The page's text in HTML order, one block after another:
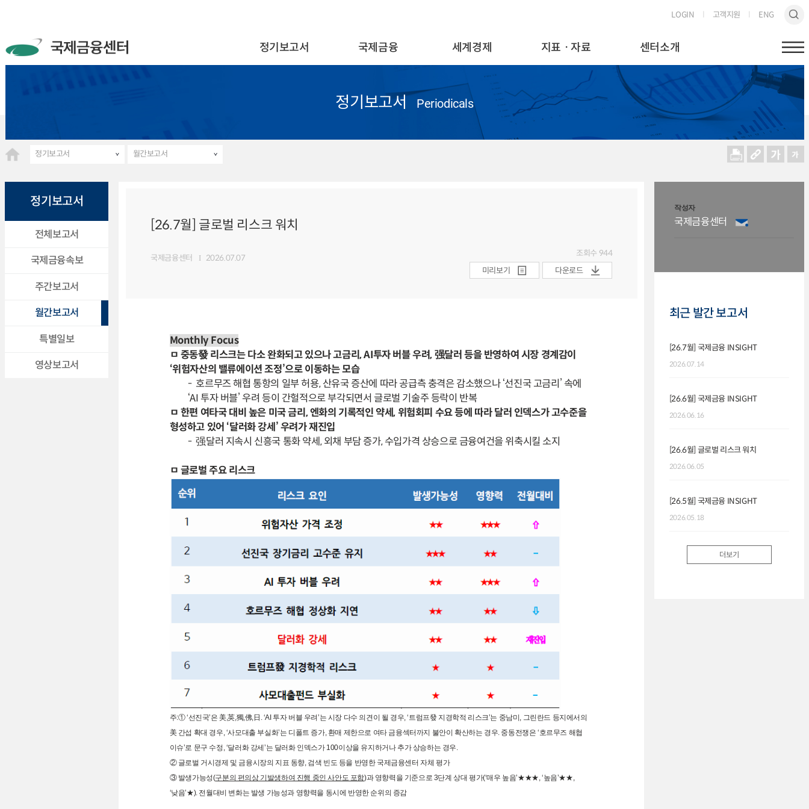
LOGIN 고객지원 ENG
정기보고서 국제금융 세계경제 지표ㆍ자료 센터소개
정기보고서 Periodicals
정기보고서 월간보고서
정기보고서
전체보고서
국제금융속보
주간보고서
월간보고서
특별일보
영상보고서
[26.7월] 글로벌 리스크 워치
국제금융센터 2026.07.07 조회수 944
미리보기
다운로드
Monthly Focus
ㅁ 중동發 리스크는 다소 완화되고 있으나 고금리, AI투자 버블 우려, 强달러 등을 반영하여 시장 경계감이
‘위험자산의 밸류에이션 조정’으로 이동하는 모습
- 호르무즈 해협 통항의 일부 허용, 산유국 증산에 따라 공급측 충격은 감소했으나 ‘선진국 고금리’ 속에
‘AI 투자 버블’ 우려 등이 간헐적으로 부각되면서 글로벌 기술주 등락이 반복
ㅁ 한편 여타국 대비 높은 미국 금리, 엔화의 기록적인 약세, 위험회피 수요 등에 따라 달러 인덱스가 고수준을
형성하고 있어 ‘달러화 강세’ 우려가 재진입
- 强달러 지속시 신흥국 통화 약세, 외채 부담 증가, 수입가격 상승으로 금융여건을 위축시킬 소지
ㅁ 글로벌 주요 리스크
주:① ‘선진국’은 美,英,獨,佛,日. ‘AI 투자 버블 우려’는 시장 다수 의견이 될 경우, ‘트럼프發 지경학적 리스크’는 중남미, 그린란드 등지에서의
美 간섭 확대 경우, ‘사모대출 부실화’는 디폴트 증가, 환매 제한으로 여타 금융섹터까지 불안이 확산하는 경우. 중동전쟁은 ‘호르무즈 해협
이슈’로 문구 수정, ‘달러화 강세’는 달러화 인덱스가 100이상을 유지하거나 추가 상승하는 경우.
② 글로벌 거시경제 및 금융시장의 지표 동향, 검색 빈도 등을 반영한 국제금융센터 자체 평가
③ 발생가능성(구분의 편의상 기발생하여 진행 중인 사안도 포함)과 영향력을 기준으로 3단계 상대 평가(‘매우 높음’★★★, ‘높음’★★,
‘낮음’★). 전월대비 변화는 발생 가능성과 영향력을 동시에 반영한 순위의 증감
작성자
국제금융센터
최근 발간 보고서
[26.7월] 국제금융 INSIGHT
2026.07.14
[26.6월] 국제금융 INSIGHT
2026.06.16
[26.6월] 글로벌 리스크 워치
2026.06.05
[26.5월] 국제금융 INSIGHT
2026.05.18
더보기